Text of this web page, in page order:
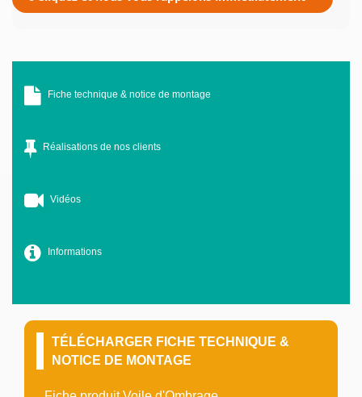
Fiche technique & notice de montage
Réalisations de nos clients
Vidéos
Informations
TÉLÉCHARGER FICHE TECHNIQUE &
NOTICE DE MONTAGE